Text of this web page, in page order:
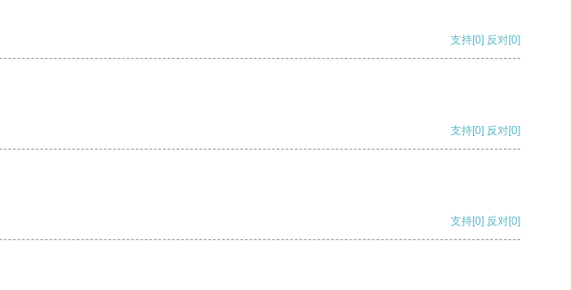
支持[0] 反对[0]
支持[0] 反对[0]
支持[0] 反对[0]